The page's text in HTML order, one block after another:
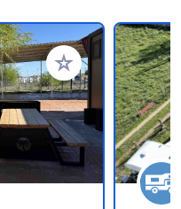
Aggiungi ai tuoi